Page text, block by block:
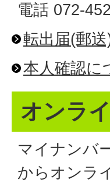
電話 072-
転出届(郵送
本人確認に
オンラ
マイナンバ
からオンラ